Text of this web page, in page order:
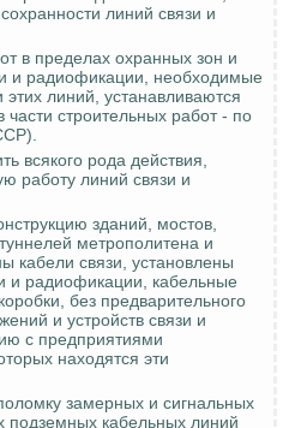
линий связи и
в пределах охранных зон и
и радиофикации, необходимые
линий, устанавливаются
строительных работ - по
всякого рода действия,
работу линий связи и
зданий, мостов,
метрополитена и
кабели связи, установлены
и радиофикации, кабельные
без предварительного
и устройств связи и
с предприятиями
находятся эти
замерных и сигнальных
подземных кабельных линий